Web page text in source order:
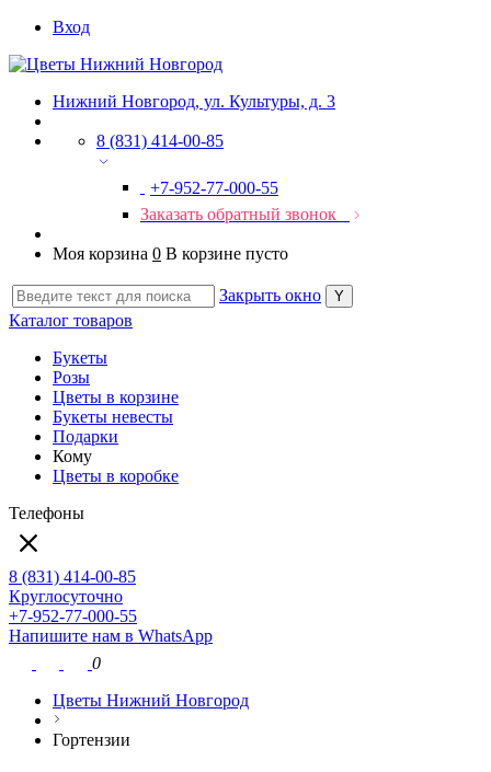
Вход
Нижний Новгород, ул. Культуры, д. 3
8 (831) 414-00-85
+7-952-77-000-55
Заказать обратный звонок
Моя корзина 0 В корзине пусто
Закрыть окно
Каталог товаров
Букеты
Розы
Цветы в корзине
Букеты невесты
Подарки
Кому
Цветы в коробке
Телефоны
8 (831) 414-00-85
Круглосуточно
+7-952-77-000-55
Напишите нам в WhatsApp
0
Цветы Нижний Новгород
Гортензии